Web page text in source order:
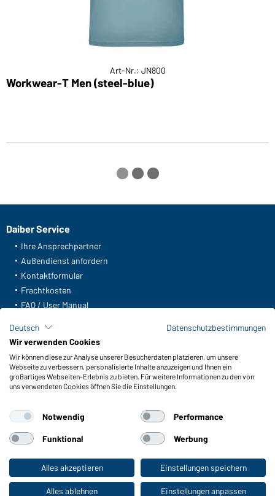
Zum Privatkunden-Shop
Art-Nr.: JN800
Workwear-T Men (steel-blue)
Daiber Service
Ihre Ansprechpartner
Außendienst anfordern
Kontaktformular
Frachtkosten
FAQ / User Manual
Meldeportal nach Hinweisgeberschutz
Funktionen & Pflege
Produkteigenschaften
Pflegehinweise
Farben
WORKWEAR COLLECTION
Die ideale Wahl für Professionals: Kollektionen
entdecken!
Deutsch
Datenschutzbestimmungen
Wir verwenden Cookies
Wir können diese zur Analyse unserer Besucherdaten platzieren, um unsere
Webseite zu verbessern, personalisierte Inhalte anzuzeigen und Ihnen ein
großartiges Webseiten-Erlebnis zu bieten. Für weitere Informationen zu den von
uns verwendeten Cookies öffnen Sie die Einstellungen.
Notwendig Performance
Funktional Werbung
Alles akzeptieren Einstellungen speichern
Alles ablehnen Einstellungen anpassen